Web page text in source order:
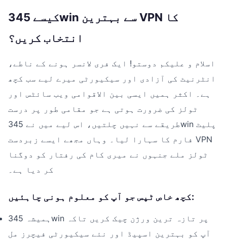
کیسے 345win سے بہترین VPN کا
انتخاب کریں؟
اسلام و علیکم دوستو! ایک فری لانسر ہونے کے ناطے،
انٹرنیٹ کی آزادی اور سیکیورٹی میرے لیے سب کچھ
ہے۔ اکثر ہمیں ایسی بین الاقوامی ویب سائٹس اور
ٹولز کی ضرورت ہوتی ہے جو مقامی طور پر درست
طریقے سے نہیں چلتیں، اس لیے میں نے 345win پلیٹ
فارم کا سہارا لیا۔ وہاں مجھے ایسے زبردست VPN
ٹولز ملے جنہوں نے میری کام کی رفتار کو دوگنا
کر دیا ہے۔
کچھ خاص ٹپس جو آپ کو معلوم ہونی چاہئیں:
ہمیشہ 345win پر تازہ ترین ورژن چیک کریں تاکہ
آپ کو بہترین اسپیڈ اور نئے سیکیورٹی فیچرز مل